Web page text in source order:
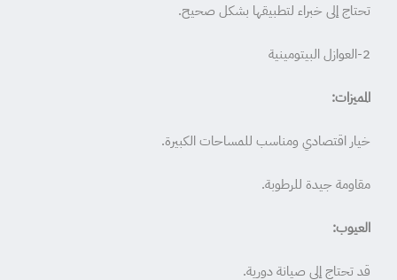
تحتاج إلى خبراء لتطبيقها بشكل صحيح.
2-العوازل البيتومينية
المميزات:
خيار اقتصادي ومناسب للمساحات الكبيرة.
مقاومة جيدة للرطوبة.
العيوب:
قد تحتاج إلى صيانة دورية.